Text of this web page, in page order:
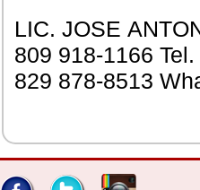
LIC. JOSE
809 918-1166
829 878-8513